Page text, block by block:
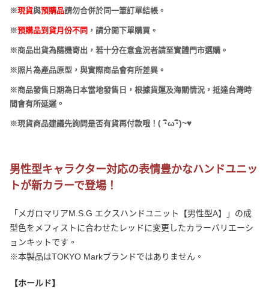
※現貨與預購品請勿合併於同一筆訂單結帳。
※預購品到貨月份不同 ，請分開下單購買。
※商品出貨為隨機寄出，若十分在意盒況者請至實體門市選購。
※照片為產品原型，與實際商品會有所差異。
※商品發售日期為日本當地發售日，根據貨運及海關情況，抵達台灣時
間會有所延遲。
※現貨商品建議先詢問是否有貨再付款哦！ (･ω･)~♥
男性型キャラクター対応の表情豊かなハンドユニッ
トが新カラーで登場！
「メガロマリアM.S.G エクスハンドユニット【男性型A】」の成
型色をメフィストに合わせたレッドに変更したカラーバリエーシ
ョンキットです。
※本製品はTOKYO Markブランドではありません。
【ホールド】